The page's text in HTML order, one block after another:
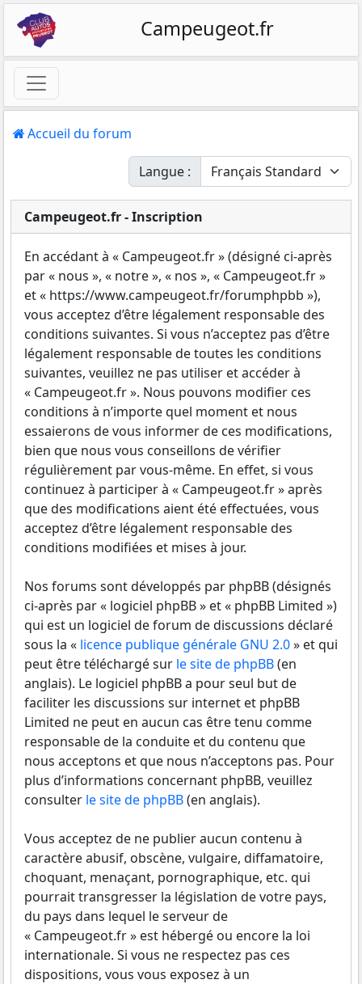
Campeugeot.fr
Accueil du forum
Langue :
Campeugeot.fr - Inscription
En accédant à « Campeugeot.fr » (désigné ci-après
par « nous », « notre », « nos », « Campeugeot.fr »
et « https://www.campeugeot.fr/forumphpbb »),
vous acceptez d’être légalement responsable des
conditions suivantes. Si vous n’acceptez pas d’être
légalement responsable de toutes les conditions
suivantes, veuillez ne pas utiliser et accéder à
« Campeugeot.fr ». Nous pouvons modifier ces
conditions à n’importe quel moment et nous
essaierons de vous informer de ces modifications,
bien que nous vous conseillons de vérifier
régulièrement par vous-même. En effet, si vous
continuez à participer à « Campeugeot.fr » après
que des modifications aient été effectuées, vous
acceptez d’être légalement responsable des
conditions modifiées et mises à jour.
Nos forums sont développés par phpBB (désignés
ci-après par « logiciel phpBB » et « phpBB Limited »)
qui est un logiciel de forum de discussions déclaré
sous la « licence publique générale GNU 2.0» et qui
peut être téléchargé sur le site de phpBB(en
anglais). Le logiciel phpBB a pour seul but de
faciliter les discussions sur internet et phpBB
Limited ne peut en aucun cas être tenu comme
responsable de la conduite et du contenu que
nous acceptons et que nous n’acceptons pas. Pour
plus d’informations concernant phpBB, veuillez
consulter le site de phpBB(en anglais).
Vous acceptez de ne publier aucun contenu à
caractère abusif, obscène, vulgaire, diffamatoire,
choquant, menaçant, pornographique, etc. qui
pourrait transgresser la législation de votre pays,
du pays dans lequel le serveur de
« Campeugeot.fr » est hébergé ou encore la loi
internationale. Si vous ne respectez pas ces
dispositions, vous vous exposez à un